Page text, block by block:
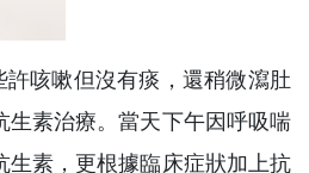
咳嗽但沒有痰，還稍微瀉肚
素治療。當天下午因呼吸喘
素，更根據臨床症狀加上抗